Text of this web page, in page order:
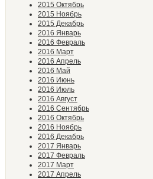
2015 Октябрь
2015 Ноябрь
2015 Декабрь
2016 Январь
2016 Февраль
2016 Март
2016 Апрель
2016 Май
2016 Июнь
2016 Июль
2016 Август
2016 Сентябрь
2016 Октябрь
2016 Ноябрь
2016 Декабрь
2017 Январь
2017 Февраль
2017 Март
2017 Апрель